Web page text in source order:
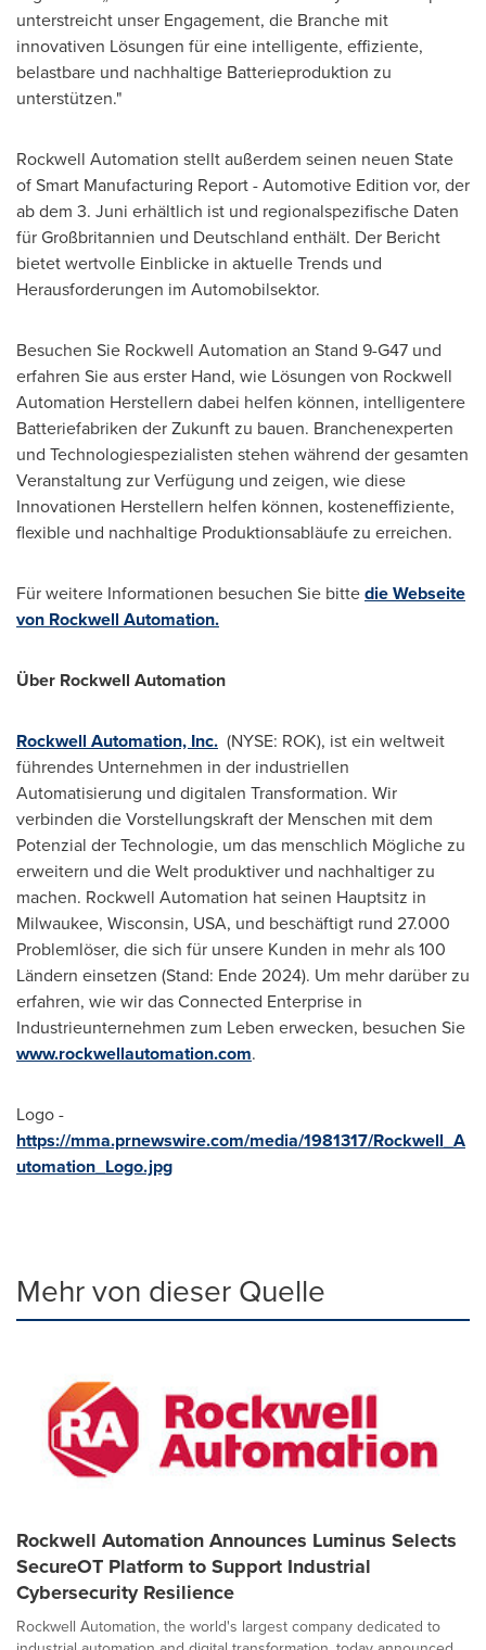
unterstreicht unser Engagement, die Branche mit
innovativen Lösungen für eine intelligente, effiziente,
belastbare und nachhaltige Batterieproduktion zu
unterstützen."
Rockwell Automation stellt außerdem seinen neuen State
of Smart Manufacturing Report - Automotive Edition vor, der
abdem 3. Juni erhältlich ist und regionalspezifische Daten
für Großbritannien und Deutschland enthält. Der Bericht
bietet wertvolle Einblicke in aktuelle Trends und
Herausforderungen im Automobilsektor.
Besuchen Sie Rockwell Automation an Stand 9-G47 und
erfahren Sie aus erster Hand, wie Lösungen von Rockwell
Automation Herstellern dabei helfen können, intelligentere
Batteriefabriken der Zukunft zu bauen. Branchenexperten
und Technologiespezialisten stehen während der gesamten
Veranstaltung zur Verfügung und zeigen, wie diese
Innovationen Herstellern helfen können, kosteneffiziente,
flexible und nachhaltige Produktionsabläufe zu erreichen.
Für weitere Informationen besuchen Sie bittedie Webseite
von Rockwell Automation.
Über Rockwell Automation
Rockwell Automation, Inc. (NYSE: ROK), ist ein weltweit
führendes Unternehmen in der industriellen
Automatisierung und digitalen Transformation. Wir
verbinden die Vorstellungskraft der Menschen mit dem
Potenzial der Technologie, um das menschlich Mögliche zu
erweitern und die Welt produktiver und nachhaltiger zu
machen. Rockwell Automation hat seinen Hauptsitz in
Milwaukee, Wisconsin, USA, und beschäftigt rund 27.000
Problemlöser, die sich für unsere Kunden in mehr als 100
Ländern einsetzen (Stand: Ende 2024). Um mehr darüber zu
erfahren, wie wir das Connected Enterprise in
Industrieunternehmen zum Leben erwecken, besuchen Sie
www.rockwellautomation.com.
Logo -
https://mma.prnewswire.com/media/1981317/Rockwell_A
utomation_Logo.jpg
Mehr von dieser Quelle
Rockwell Automation Announces Luminus Selects
SecureOT Platform to Support Industrial
Cybersecurity Resilience
Rockwell Automation, the world's largest company dedicated to